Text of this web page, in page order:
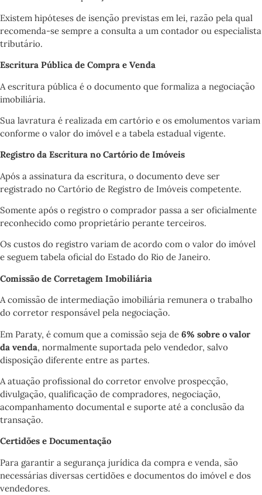
Existem hipóteses de isenção previstas em lei, razão pela qual
recomenda-se sempre a consulta a um contador ou especialista
tributário.
Escritura Pública de Compra e Venda
A escritura pública é o documento que formaliza a negociação
imobiliária.
Sua lavratura é realizada em cartório e os emolumentos variam
conforme o valor do imóvel e a tabela estadual vigente.
Registro da Escritura no Cartório de Imóveis
Após a assinatura da escritura, o documento deve ser
registrado no Cartório de Registro de Imóveis competente.
Somente após o registro o comprador passa a ser oficialmente
reconhecido como proprietário perante terceiros.
Os custos do registro variam de acordo com o valor do imóvel
e seguem tabela oficial do Estado do Rio de Janeiro.
Comissão de Corretagem Imobiliária
A comissão de intermediação imobiliária remunera o trabalho
do corretor responsável pela negociação.
Em Paraty, é comum que a comissão seja de 6% sobre o valor
da venda, normalmente suportada pelo vendedor, salvo
disposição diferente entre as partes.
A atuação profissional do corretor envolve prospecção,
divulgação, qualificação de compradores, negociação,
acompanhamento documental e suporte até a conclusão da
transação.
Certidões e Documentação
Para garantir a segurança jurídica da compra e venda, são
necessárias diversas certidões e documentos do imóvel e dos
vendedores.